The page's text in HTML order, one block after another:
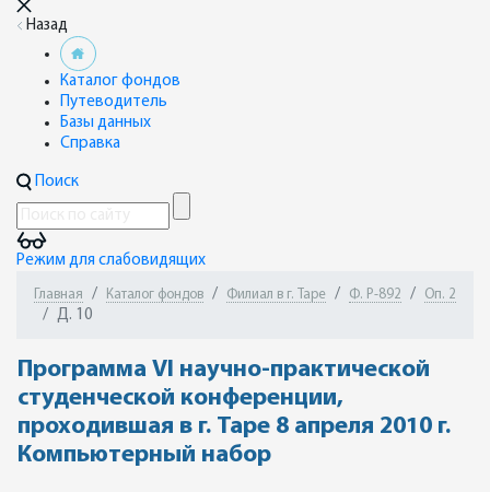
Назад
Каталог фондов
Путеводитель
Базы данных
Справка
Поиск
Режим для слабовидящих
Главная Каталог фондов Филиал в г. Таре Ф. Р-892 Оп. 2
Д. 10
Программа VI научно-практической
студенческой конференции,
проходившая в г. Таре 8 апреля 2010 г.
Компьютерный набор